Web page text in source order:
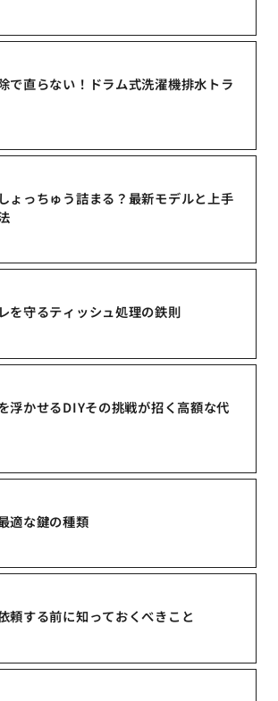
で直らない！ドラム式洗濯機排水トラ
ょっちゅう詰まる？最新モデルと上手
を守るティッシュ処理の鉄則
浮かせるDIYその挑戦が招く高額な代
適な鍵の種類
頼する前に知っておくべきこと